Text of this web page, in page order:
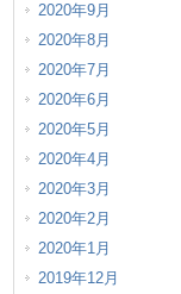
2020年9月
2020年8月
2020年7月
2020年6月
2020年5月
2020年4月
2020年3月
2020年2月
2020年1月
2019年12月